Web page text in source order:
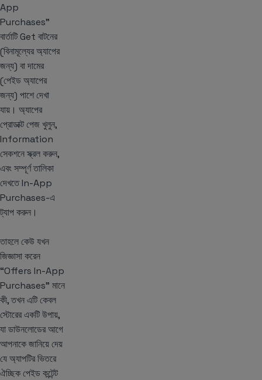
App
Purchases”
বার্তাটি Get বাটনের
(বিনামূল্যের অ্যাপের
জন্য) বা দামের
(পেইড অ্যাপের
জন্য) পাশে দেখা
যায়। অ্যাপের
প্রোডাক্ট পেজ খুলুন,
Information
সেকশনে স্ক্রল করুন,
এবং সম্পূর্ণ তালিকা
দেখতে In-App
Purchases-এ
ট্যাপ করুন।
তাহলে কেউ যখন
জিজ্ঞাসা করেন
“Offers In-App
Purchases” মানে
কী, তখন এটি কেবল
স্টোরের একটি উপায়,
যা ডাউনলোডের আগে
আপনাকে জানিয়ে দেয়
যে অ্যাপটির ভিতরে
ঐচ্ছিক পেইড কন্টেন্ট